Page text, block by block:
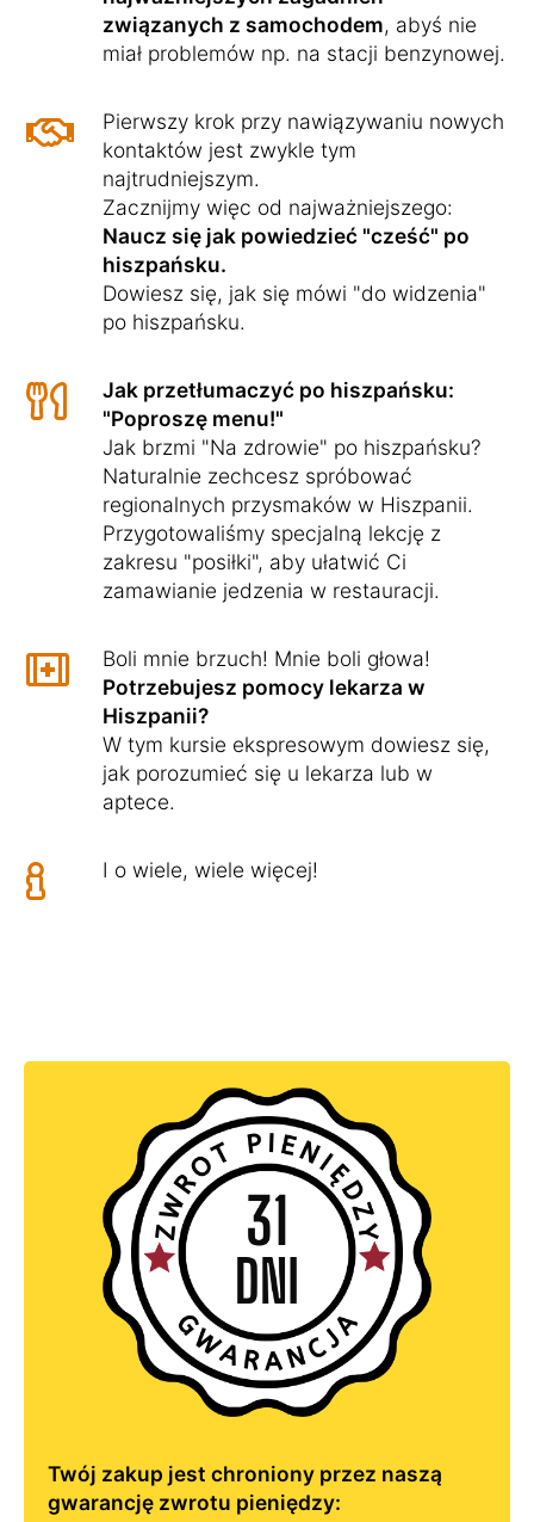
związanych z samochodem, abyś nie
miał problemów np. na stacji benzynowej.
Pierwszy krok przy nawiązywaniu nowych
kontaktów jest zwykle tym
najtrudniejszym.
Zacznijmy więc od najważniejszego:
Naucz się jak powiedzieć "cześć" po
hiszpańsku.
Dowiesz się, jak się mówi "do widzenia"
po hiszpańsku.
Jak przetłumaczyć po hiszpańsku:
"Poproszę menu!"
Jak brzmi "Na zdrowie" po hiszpańsku?
Naturalnie zechcesz spróbować
regionalnych przysmaków w Hiszpanii.
Przygotowaliśmy specjalną lekcję z
zakresu "posiłki", aby ułatwić Ci
zamawianie jedzenia w restauracji.
Boli mnie brzuch! Mnie boli głowa!
Potrzebujesz pomocy lekarza w
Hiszpanii?
W tym kursie ekspresowym dowiesz się,
jak porozumieć się u lekarza lub w
aptece.
I o wiele, wiele więcej!
Twój zakup jest chroniony przez naszą
gwarancję zwrotu pieniędzy: